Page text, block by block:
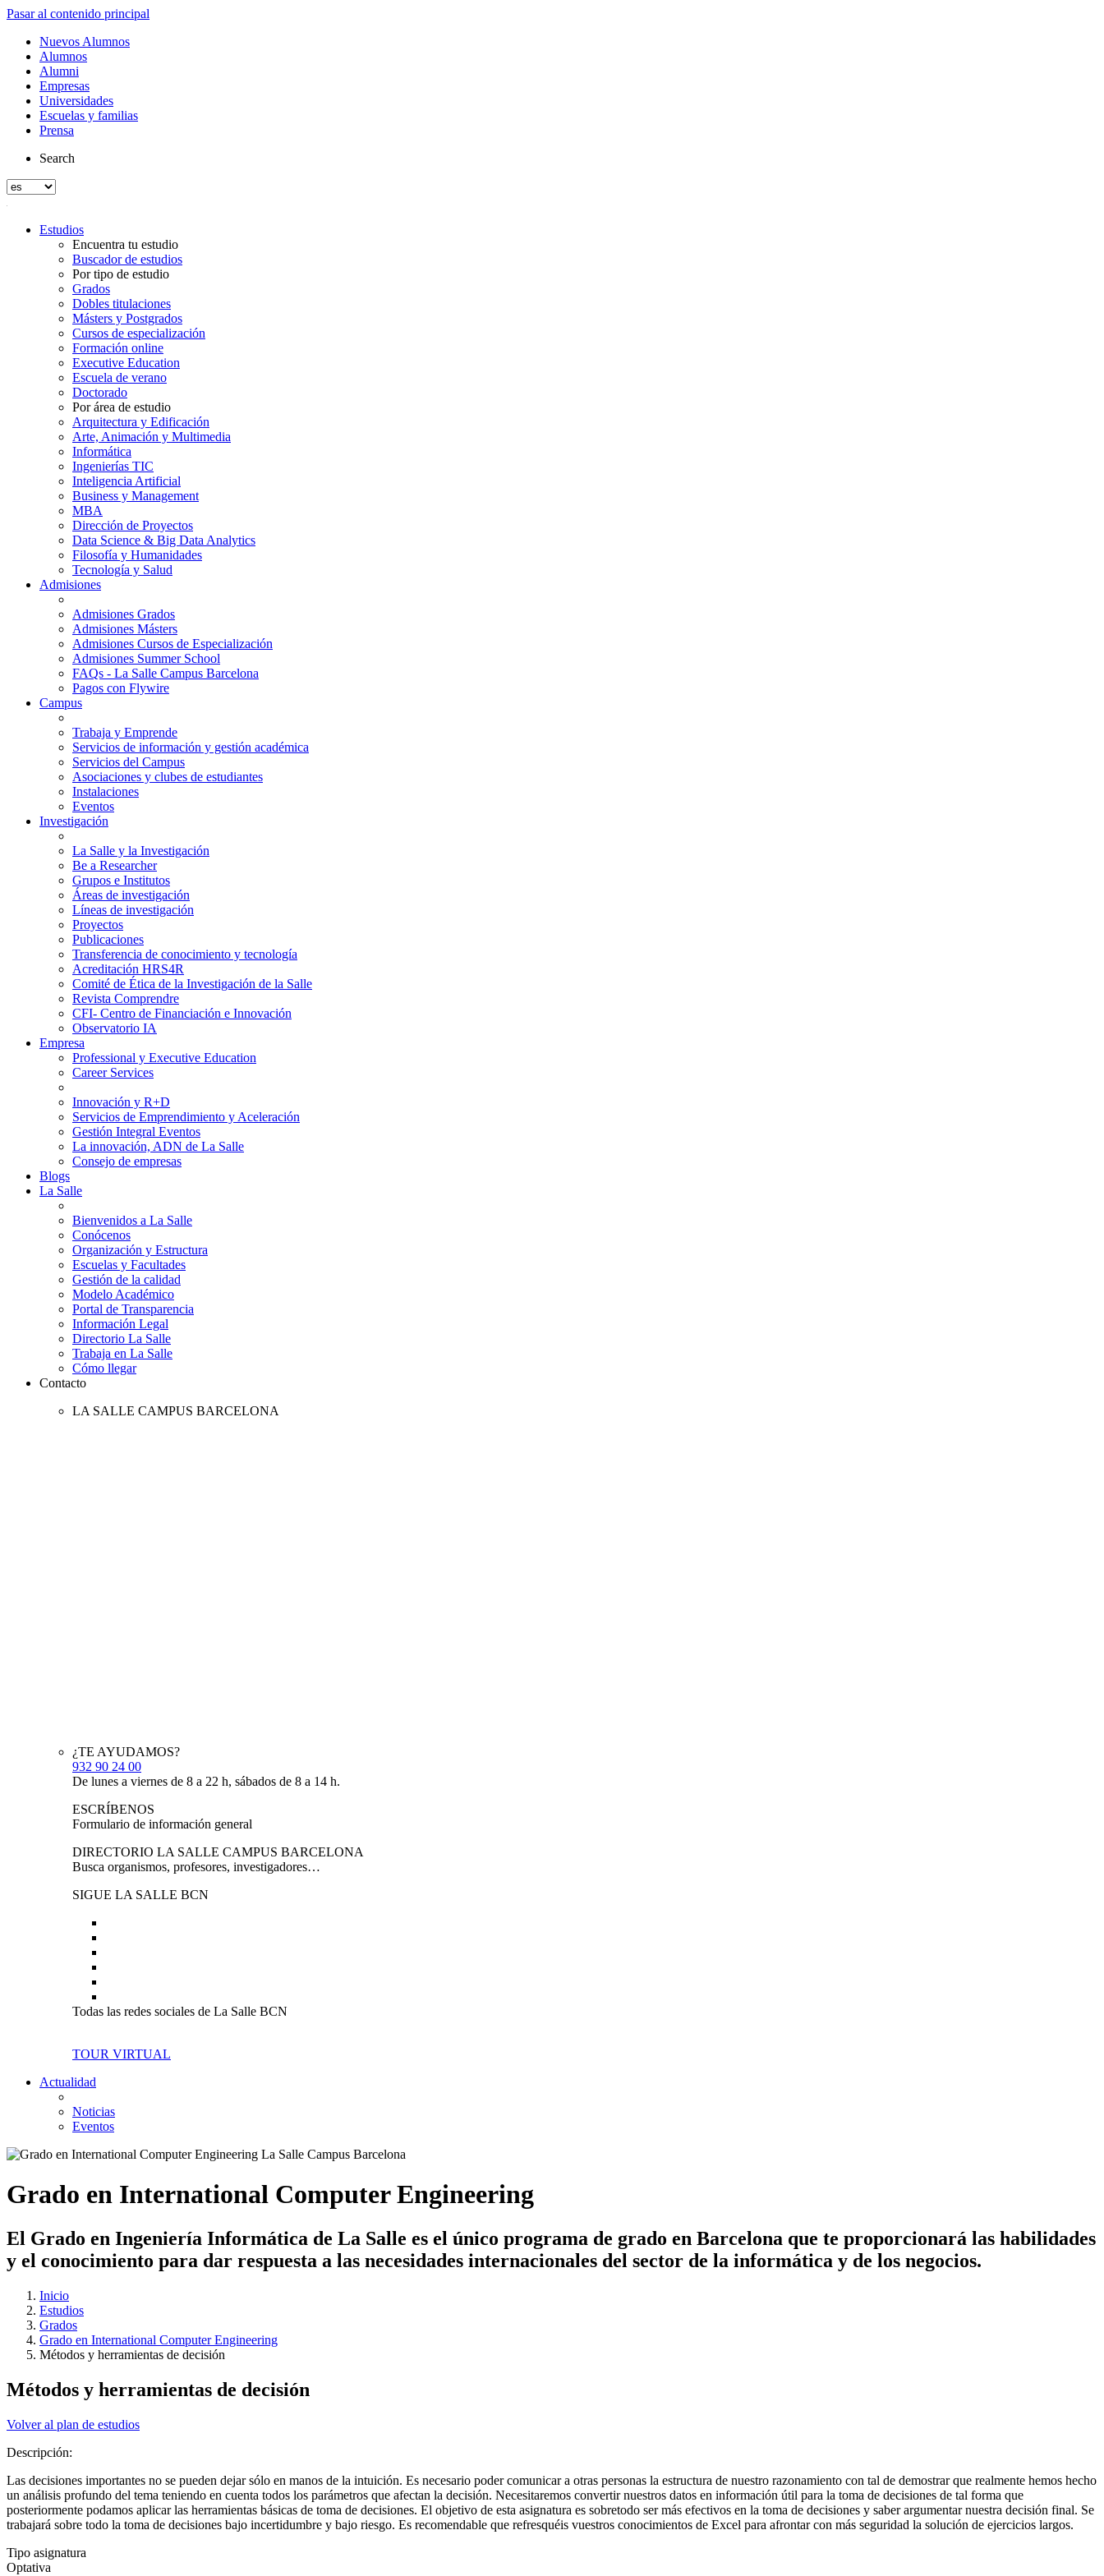
Pasar al contenido principal
Nuevos Alumnos
Alumnos
Alumni
Empresas
Universidades
Escuelas y familias
Prensa
Search
Estudios
Encuentra tu estudio
Buscador de estudios
Por tipo de estudio
Grados
Dobles titulaciones
Másters y Postgrados
Cursos de especialización
Formación online
Executive Education
Escuela de verano
Doctorado
Por área de estudio
Arquitectura y Edificación
Arte, Animación y Multimedia
Informática
Ingenierías TIC
Inteligencia Artificial
Business y Management
MBA
Dirección de Proyectos
Data Science & Big Data Analytics
Filosofía y Humanidades
Tecnología y Salud
Admisiones
Admisiones Grados
Admisiones Másters
Admisiones Cursos de Especialización
Admisiones Summer School
FAQs - La Salle Campus Barcelona
Pagos con Flywire
Campus
Trabaja y Emprende
Servicios de información y gestión académica
Servicios del Campus
Asociaciones y clubes de estudiantes
Instalaciones
Eventos
Investigación
La Salle y la Investigación
Be a Researcher
Grupos e Institutos
Áreas de investigación
Líneas de investigación
Proyectos
Publicaciones
Transferencia de conocimiento y tecnología
Acreditación HRS4R
Comité de Ética de la Investigación de la Salle
Revista Comprendre
CFI- Centro de Financiación e Innovación
Observatorio IA
Empresa
Professional y Executive Education
Career Services
Innovación y R+D
Servicios de Emprendimiento y Aceleración
Gestión Integral Eventos
La innovación, ADN de La Salle
Consejo de empresas
Blogs
La Salle
Bienvenidos a La Salle
Conócenos
Organización y Estructura
Escuelas y Facultades
Gestión de la calidad
Modelo Académico
Portal de Transparencia
Información Legal
Directorio La Salle
Trabaja en La Salle
Cómo llegar
Contacto
LA SALLE CAMPUS BARCELONA
¿TE AYUDAMOS?
932 90 24 00
De lunes a viernes de 8 a 22 h, sábados de 8 a 14 h.
ESCRÍBENOS
Formulario de información general
DIRECTORIO LA SALLE CAMPUS BARCELONA
Busca organismos, profesores, investigadores…
SIGUE LA SALLE BCN
Todas las redes sociales de La Salle BCN
TOUR VIRTUAL
Actualidad
Noticias
Eventos
Grado en International Computer Engineering
El Grado en Ingeniería Informática de La Salle es el único programa de grado en Barcelona que te proporcionará las habilidades
y el conocimiento para dar respuesta a las necesidades internacionales del sector de la informática y de los negocios.
Inicio
Estudios
Grados
Grado en International Computer Engineering
Métodos y herramientas de decisión
Métodos y herramientas de decisión
Volver al plan de estudios
Descripción:
Las decisiones importantes no se pueden dejar sólo en manos de la intuición. Es necesario poder comunicar a otras personas la estructura de nuestro razonamiento con tal de demostrar que realmente hemos hecho
un análisis profundo del tema teniendo en cuenta todos los parámetros que afectan la decisión. Necesitaremos convertir nuestros datos en información útil para la toma de decisiones de tal forma que
posteriormente podamos aplicar las herramientas básicas de toma de decisiones. El objetivo de esta asignatura es sobretodo ser más efectivos en la toma de decisiones y saber argumentar nuestra decisión final. Se
trabajará sobre todo la toma de decisiones bajo incertidumbre y bajo riesgo. Es recomendable que refresquéis vuestros conocimientos de Excel para afrontar con más seguridad la solución de ejercicios largos.
Tipo asignatura
Optativa